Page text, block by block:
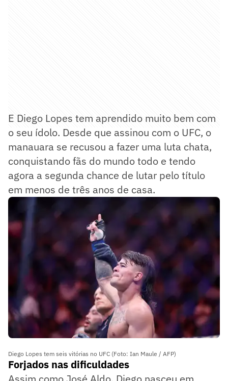
E Diego Lopes tem aprendido muito bem com
o seu ídolo. Desde que assinou com o UFC, o
manauara se recusou a fazer uma luta chata,
conquistando fãs do mundo todo e tendo
agora a segunda chance de lutar pelo título
em menos de três anos de casa.
Diego Lopes tem seis vitórias no UFC (Foto: Ian Maule / AFP)
Forjados nas dificuldades